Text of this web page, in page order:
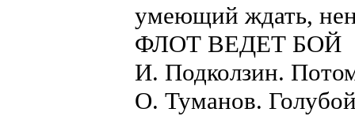
умеющий ждать,
ФЛОТ ВЕДЕТ БОЙ
И. Подколзин.
О. Туманов. Голубой